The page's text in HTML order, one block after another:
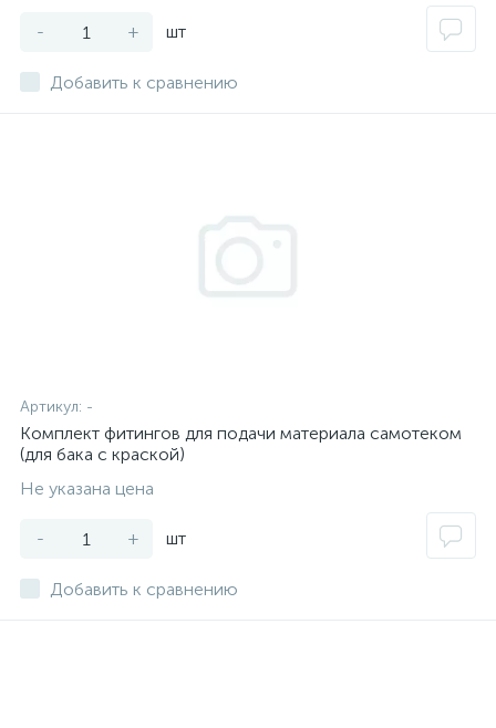
- + шт
Добавить к сравнению
Артикул: -
Комплект фитингов для подачи материала самотеком
(для бака с краской)
Не указана цена
- + шт
Добавить к сравнению